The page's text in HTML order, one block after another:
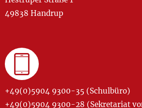
49838 Handrup
+49(0)5904 9300-35 (Schulbüro)
+49(0)5904 9300-28 (Sekretariat